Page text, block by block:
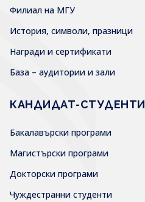
Филиал на МГУ
История, символи, празници
Награди и сертификати
База – аудитории и зали
КАНДИДАТ-СТУДЕНТИ
Бакалавърски програми
Магистърски програми
Докторски програми
Чуждестранни студенти